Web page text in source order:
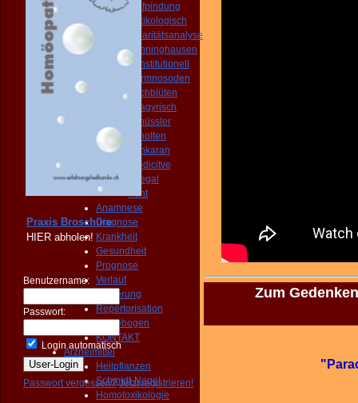
Emfpindung
Toxikologisch
Polaritätsanalyse
Bönninghausen
Konstitutionell
Darmnosoden
Bachblüten
Spagyrisch
Schüssler
Scholten
Sankaran
Predicitve
Shegal
Kent
Anamnese
Diagnose
Krankheit
Gesundheit
Prognose
Verlauf
Dosierung
Repertorisation
Fragebogen
KONTAKT
Arzneimittel
Heilpflanzen
Schmidt-Nagel
Homotoxikologie
Praxis Broschüre
HIER abholen!
Benutzername:
Passwort:
Login automatisch
Passwort vergessen? Jetzt registrieren!
Zum